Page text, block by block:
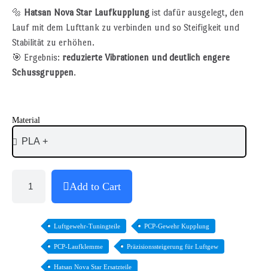
🔩 Hatsan Nova Star Laufkupplung ist dafür ausgelegt, den
Lauf mit dem Lufttank zu verbinden und so Steifigkeit und
Stabilität zu erhöhen.
🎯 Ergebnis: reduzierte Vibrationen und deutlich engere
Schussgruppen.
Material
Add to Cart
Luftgewehr-Tuningteile PCP-Gewehr Kupplung
PCP-Laufklemme Präzisionssteigerung für Luftgew
Hatsan Nova Star Ersatzteile